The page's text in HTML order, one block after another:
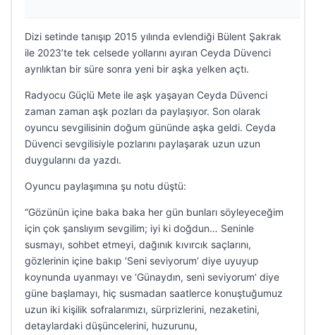
Dizi setinde tanışıp 2015 yılında evlendiği Bülent Şakrak
ile 2023’te tek celsede yollarını ayıran Ceyda Düvenci
ayrılıktan bir süre sonra yeni bir aşka yelken açtı.
Radyocu Güçlü Mete ile aşk yaşayan Ceyda Düvenci
zaman zaman aşk pozları da paylaşıyor. Son olarak
oyuncu sevgilisinin doğum gününde aşka geldi. Ceyda
Düvenci sevgilisiyle pozlarını paylaşarak uzun uzun
duygularını da yazdı.
Oyuncu paylaşımına şu notu düştü:
“Gözünün içine baka baka her gün bunları söyleyeceğim
için çok şanslıyım sevgilim; iyi ki doğdun… Seninle
susmayı, sohbet etmeyi, dağınık kıvırcık saçlarını,
gözlerinin içine bakıp ‘Seni seviyorum’ diye uyuyup
koynunda uyanmayı ve ‘Günaydın, seni seviyorum’ diye
güne başlamayı, hiç susmadan saatlerce konuştuğumuz
uzun iki kişilik sofralarımızı, sürprizlerini, nezaketini,
detaylardaki düşüncelerini, huzurunu,